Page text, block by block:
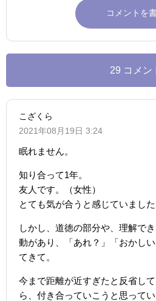
29 コメン
こざくら
2021年08月19日 3:24
眠れません。
知り合って1年。
友人です。（女性）
とても気が合うと感じていました
しかし、道徳の部分や、理解で
動があり、「あれ？」「おかし
てきて。
今まで距離が近すぎたと反省し
ら、付き合っていこうと思ってい